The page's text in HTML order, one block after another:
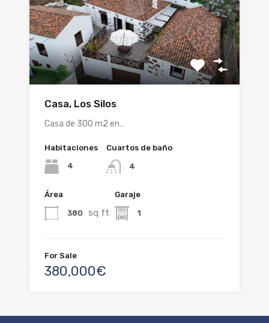
Casa, Los Silos
Casa de 300 m2 en…
Habitaciones
4
Cuartos de baño
4
Área
380 sq ft
Garaje
1
For Sale
380,000€